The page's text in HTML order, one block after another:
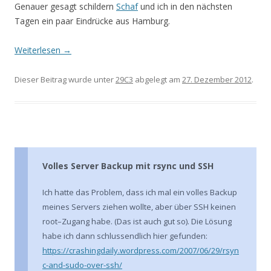
Genauer gesagt schildern Schafund ich in den nächsten
Tagen ein paar Eindrücke aus Hamburg.
Weiterlesen →
Dieser Beitrag wurde unter29C3 abgelegt am 27. Dezember 2012.
Volles Server Backup mit rsync und SSH
Ich hatte das Problem, dass ich mal ein volles Backup
meines Servers ziehen wollte, aber über SSH keinen
root–Zugang habe. (Das ist auch gut so). Die Lösung
habe ich dann schlussendlich hier gefunden:
https://crashingdaily.wordpress.com/2007/06/29/rsyn
c-and-sudo-over-ssh/